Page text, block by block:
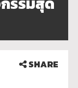
SHARE